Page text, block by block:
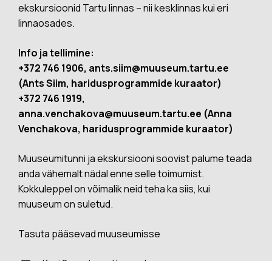
ekskursioonid Tartu linnas – nii kesklinnas kui eri
linnaosades.
Info ja tellimine:
+372 746 1906, ants.siim@muuseum.tartu.ee
(Ants Siim, haridusprogrammide kuraator)
+372 746 1919,
anna.venchakova@muuseum.tartu.ee (Anna
Venchakova, haridusprogrammide kuraator)
Muuseumitunni ja ekskursiooni soovist palume teada
anda vähemalt nädal enne selle toimumist.
Kokkuleppel on võimalik neid teha ka siis, kui
muuseum on suletud.
Tasuta pääsevad muuseumisse